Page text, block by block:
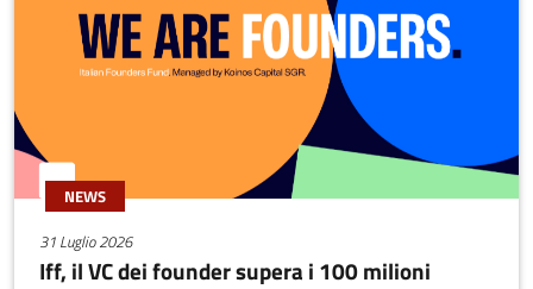
NEWS
31 Luglio 2026
Iff, il VC dei founder supera i 100 milioni